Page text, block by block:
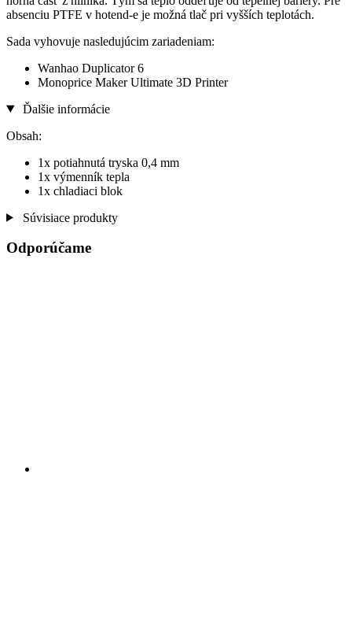
absenciu PTFE v hotend-e je možná tlač pri vyšších teplotách.
Sada vyhovuje nasledujúcim zariadeniam:
Wanhao Duplicator 6
Monoprice Maker Ultimate 3D Printer
Ďalšie informácie
Obsah:
1x potiahnutá tryska 0,4 mm
1x výmenník tepla
1x chladiaci blok
Súvisiace produkty
Odporúčame